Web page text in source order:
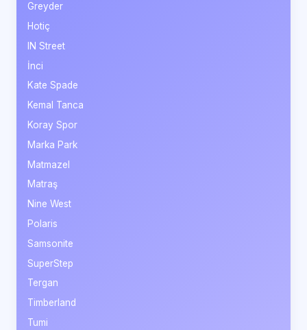
Greyder
Hotiç
IN Street
İnci
Kate Spade
Kemal Tanca
Koray Spor
Marka Park
Matmazel
Matraş
Nine West
Polaris
Samsonite
SuperStep
Tergan
Timberland
Tumi